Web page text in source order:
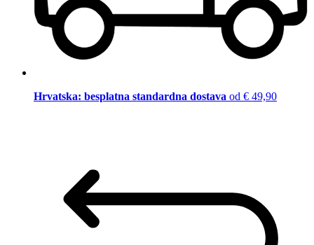
Hrvatska: besplatna standardna dostava od € 49,90